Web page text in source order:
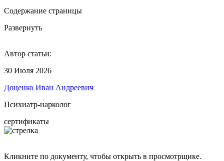
Содержание страницы
Развернуть
Автор статьи:
30 Июля 2026
Доценко Иван Андреевич
Психиатр-нарколог
сертификаты
Кликните по документу, чтобы открыть в просмотрщике.